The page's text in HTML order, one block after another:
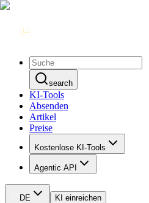
search
KI-Tools
Absenden
Artikel
Preise
Kostenlose KI-Tools
Agentic API
DE
KI einreichen